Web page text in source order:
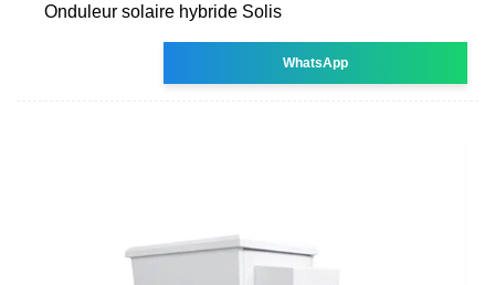
Onduleur solaire hybride Solis
WhatsApp